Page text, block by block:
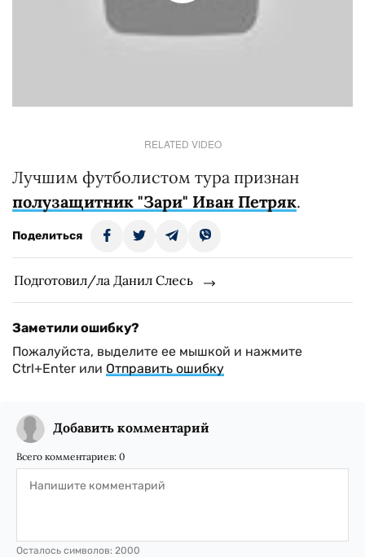
RELATED VIDEO
Лучшим футболистом тура признан
полузащитник "Зари" Иван Петряк.
Поделиться
Подготовил/ла Данил Слесь
Заметили ошибку?
Пожалуйста, выделите ее мышкой и нажмите
Ctrl+Enter или Отправить ошибку
Добавить комментарий
Всего комментариев: 0
Осталось символов: 2000